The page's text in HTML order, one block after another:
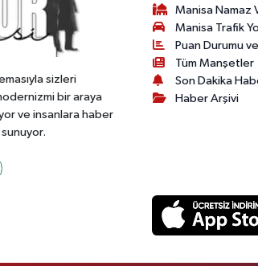
sizleri
bir araya
ve insanlara haber
Manisa Namaz
Manisa Trafik
Puan Durumu
Tüm Manşetler
Son Dakika
Haber Arşivi